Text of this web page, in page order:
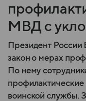
МВД с
Президент России
закон о мерах
По нему
профилактические
воинской службы.